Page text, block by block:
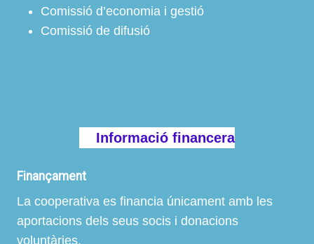
Comissió d’economia i gestió
Comissió de difusió
La cooperativa es financia únicament amb les
aportacions dels seus socis i donacions
voluntàries.
Finançament
Informació financera